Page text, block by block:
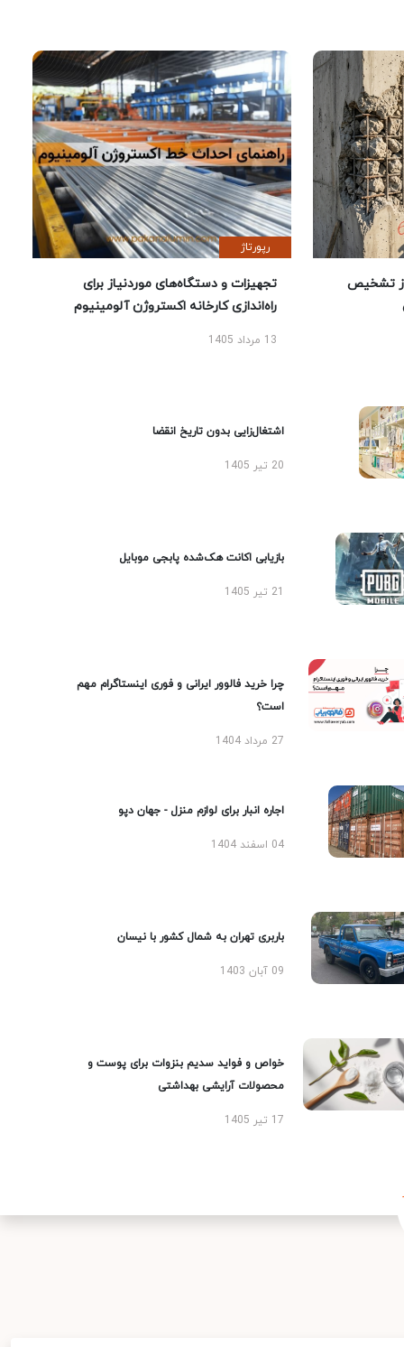
تشخیص
رپورتاژ
تجهیزات و دستگاه‌های موردنیاز برای
راه‌اندازی کارخانه اکستروژن آلومینیوم
13 مرداد 1405
اشتغال‌زایی بدون تاریخ انقضا
20 تیر 1405
بازیابی اکانت هک‌شده پابجی موبایل
چرا خرید فالوور ایرانی و فوری اینستاگرام مهم
است؟
27 مرداد 1404
اجاره انبار برای لوازم منزل - جهان دپو
04 اسفند 1404
باربری تهران به شمال کشور با نیسان
09 آبان 1403
خواص و فواید سدیم بنزوات برای پوست و
محصولات آرایشی بهداشتی
17 تیر 1405